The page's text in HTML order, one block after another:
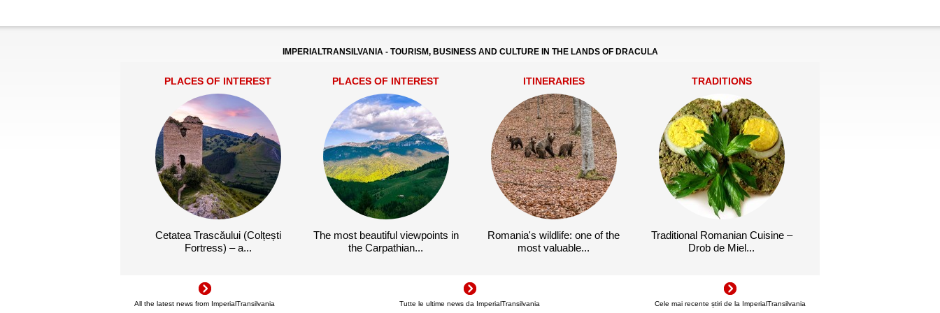
IMPERIALTRANSILVANIA - TOURISM, BUSINESS AND CULTURE IN THE LANDS OF DRACULA
PLACES OF INTEREST
Cetatea Trascăului (Colțești
Fortress) – a...
PLACES OF INTEREST
The most beautiful viewpoints in
the Carpathian...
ITINERARIES
Romania's wildlife: one of the
most valuable...
TRADITIONS
Traditional Romanian Cuisine –
Drob de Miel...
All the latest news from ImperialTransilvania Tutte le ultime news da ImperialTransilvania Cele mai recente știri de la ImperialTransilvania